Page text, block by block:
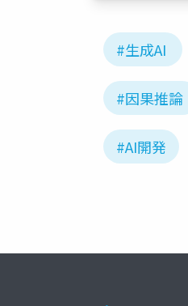
#生成AI
#因果推論
#AI開発